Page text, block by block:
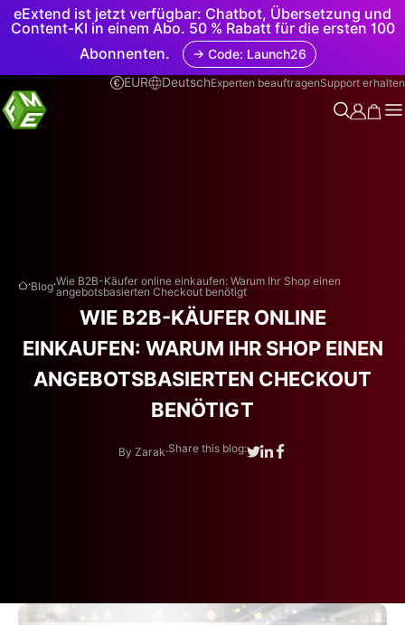
eExtend ist jetzt verfügbar: Chatbot, Übersetzung und
Content-KI in einem Abo. 50 % Rabatt für die ersten 100
Abonnenten.
→ Code: Launch26
EUR
DeutschExperten beauftragenSupport erhalten
.Blog.Wie B2B-Käufer online einkaufen: Warum Ihr Shop einen
angebotsbasierten Checkout benötigt
WIE B2B-KÄUFER ONLINE
EINKAUFEN: WARUM IHR SHOP EINEN
ANGEBOTSBASIERTEN CHECKOUT
BENÖTIGT
By Zarak.Share this blog: